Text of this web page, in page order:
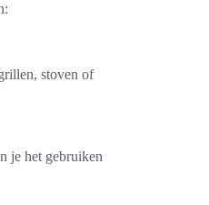
stoven of
je het gebruiken